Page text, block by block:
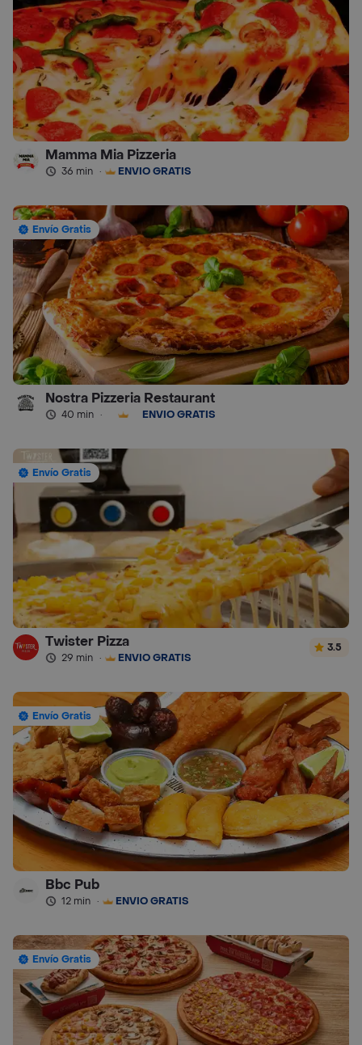
Mamma Mia Pizzeria
36 min · ENVÍO GRATIS
Envío Gratis
Nostra Pizzeria Restaurant
40 min · ENVÍO GRATIS
Envío Gratis
Twister Pizza
29 min · ENVÍO GRATIS
3.5
Envío Gratis
Bbc Pub
12 min · ENVÍO GRATIS
Envío Gratis